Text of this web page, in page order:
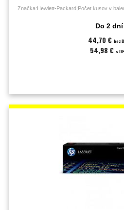
Značka:Hewlett-Packard;Počet kusov v
Do 2 dní
44,70 € bez
54,98 € s